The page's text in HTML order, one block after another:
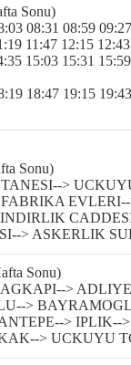
Sonu)
08:31 08:59 09:27
11:47 12:15 12:43
15:03 15:31 15:59
18:47 19:15 19:43
Sonu)
>
> ASKERLIK
Sonu)
>
>
>
> UCKUYU